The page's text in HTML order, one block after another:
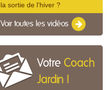
la sortie de l'hiver ?
Voir toutes les vidéos
Votre Coach
Jardin !